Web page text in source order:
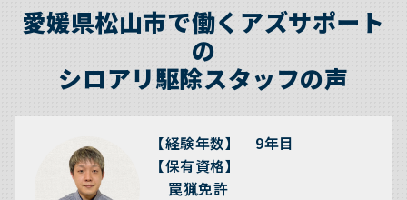
愛媛県松山市で働くアズサポート
の
シロアリ駆除スタッフの声
【経験年数】 9年目
【保有資格】
罠猟免許